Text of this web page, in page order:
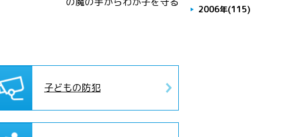
子どもの防犯
2006年(115)